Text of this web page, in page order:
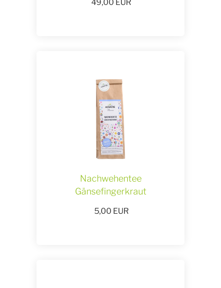
49,00 EUR
Nachwehentee
Gänsefingerkraut
5,00 EUR